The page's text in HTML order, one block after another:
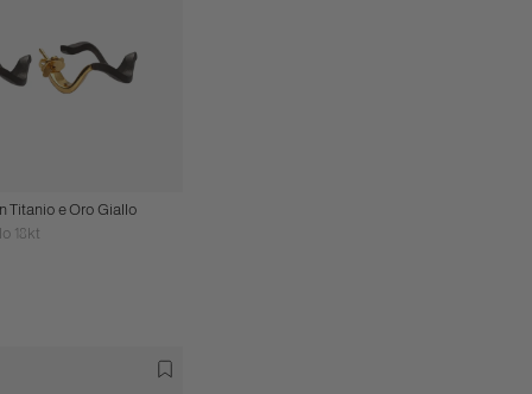
Titanio e Oro Giallo
18kt